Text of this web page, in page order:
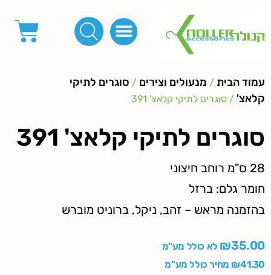
עמוד הבית / מנעולים וצירים / סוגרים לתיקי
קלאצ' / סוגרים לתיקי קלאצ' 391
סוגרים לתיקי קלאצ' 391
28 ס"מ רוחב חיצוני
חומר גלם: ברזל
בהזמנה מראש – זהב, ניקל, ברוניט מוברש
₪35.00
לא כולל מע"מ
₪41.30 מחיר כולל מע"מ